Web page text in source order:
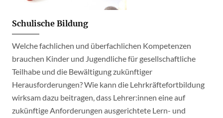
Schulische Bildung
Welche fachlichen und überfachlichen Kompetenzen
brauchen Kinder und Jugendliche für gesellschaftliche
Teilhabe und die Bewältigung zukünftiger
Herausforderungen? Wie kann die Lehrkräftefortbildung
wirksam dazu beitragen, dass Lehrer:innen eine auf
zukünftige Anforderungen ausgerichtete Lern- und